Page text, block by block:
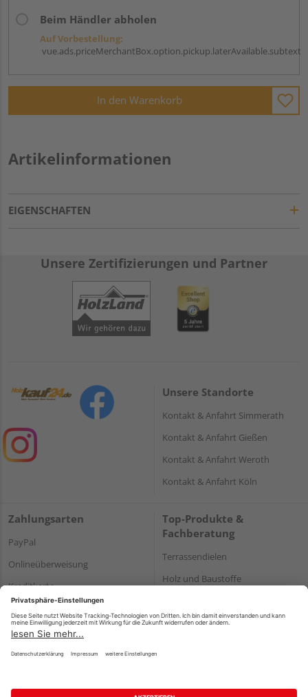
Beim Händler abholen
Auf Vorbestellung:
vue.ads.priceMerchantBox.option.pickup.laterAvailable.subtext
In den Warenkorb
Artikelinformationen
EIGENSCHAFTEN
Unsere Zertifizierungen und Partner
Unsere Standorte
Kontakt & Anfahrt Simmerath
Kontakt & Anfahrt Gießen
Kontakt & Anfahrt Weroth
Kontakt & Anfahrt Köln
Zahlungsarten
PayPal
Onlineüberweisung
Kreditkarte
Rechnung*
*Bonität vorausgesetzt
Top-Produkte &
Fachberatung
Terrassendielen
Holz und Baustoffe
Impressum Datenschutz AGB Barrierefreiheitserklärung